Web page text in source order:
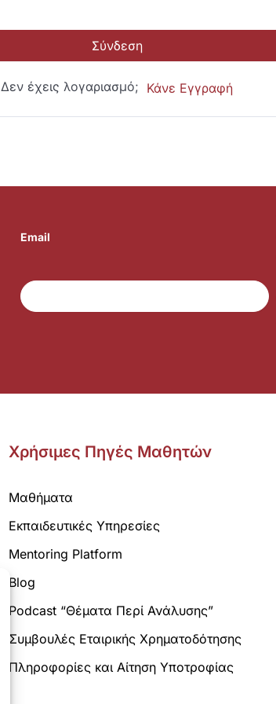
Σύνδεση
Δεν έχεις λογαριασμό; Κάνε Εγγραφή
Email
Χρήσιμες Πηγές Μαθητών
Μαθήματα
Εκπαιδευτικές Υπηρεσίες
Mentoring Platform
Blog
Podcast “Θέματα Περί Ανάλυσης”
Συμβουλές Εταιρικής Χρηματοδότησης
Πληροφορίες και Αίτηση Υποτροφίας